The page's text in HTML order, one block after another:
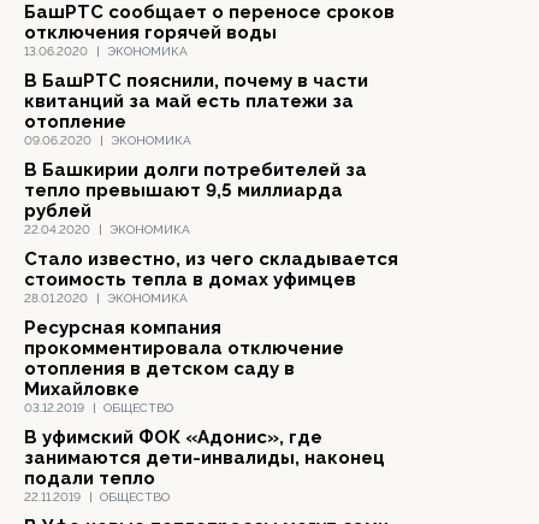
13.06.2020 | ЭКОНОМИКА
БашРТС сообщает о переносе сроков
отключения горячей воды
09.06.2020 | ЭКОНОМИКА
В БашРТС пояснили, почему в части
квитанций за май есть платежи за
отопление
22.04.2020 | ЭКОНОМИКА
В Башкирии долги потребителей за
тепло превышают 9,5 миллиарда
рублей
28.01.2020 | ЭКОНОМИКА
Стало известно, из чего складывается
стоимость тепла в домах уфимцев
03.12.2019 | ОБЩЕСТВО
Ресурсная компания
прокомментировала отключение
отопления в детском саду в
Михайловке
22.11.2019 | ОБЩЕСТВО
В уфимский ФОК «Адонис», где
занимаются дети-инвалиды, наконец
подали тепло